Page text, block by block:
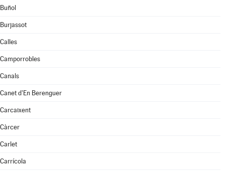
Buñol
Burjassot
Calles
Camporrobles
Canals
Canet d'En Berenguer
Carcaixent
Càrcer
Carlet
Carrícola